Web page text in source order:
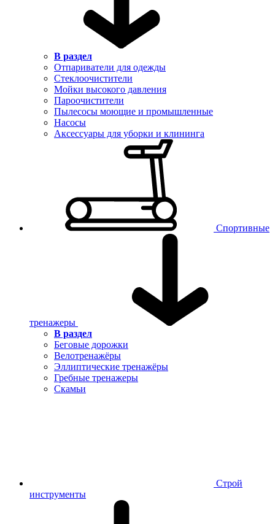
В раздел
Отпариватели для одежды
Стеклоочистители
Мойки высокого давления
Пароочистители
Пылесосы моющие и промышленные
Насосы
Аксессуары для уборки и клининга
Спортивные
тренажеры
В раздел
Беговые дорожки
Велотренажёры
Эллиптические тренажёры
Гребные тренажеры
Скамьи
Строй
инструменты